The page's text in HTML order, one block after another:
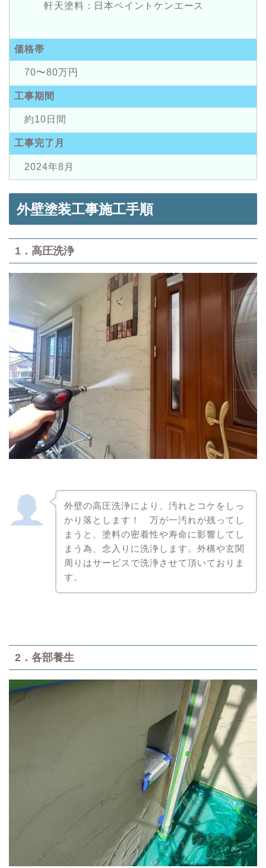
軒天塗料：日本ペイントケンエース
価格帯
70〜80万円
工事期間
約10日間
工事完了月
2024年8月
外壁塗装工事施工手順
1．高圧洗浄
外壁の高圧洗浄により、汚れとコケをしっ
かり落とします！ 万が一汚れが残ってし
まうと、塗料の密着性や寿命に影響してし
まう為、念入りに洗浄します。外構や玄関
周りはサービスで洗浄させて頂いておりま
す。
2．各部養生